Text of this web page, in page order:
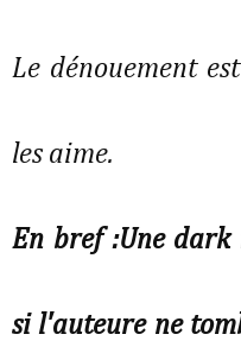
Le dénouement
les aime.
En bref :Une dark
si l'auteure ne